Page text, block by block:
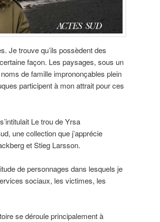
Je trouve qu’ils possèdent des
façon. Les paysages, sous un
de famille imprononçables plein
participent à mon attrait pour ces
Le trou de Yrsa
une collection que j’apprécie
et Stieg Larsson.
de personnages dans lesquels je
sociaux, les victimes, les
se déroule principalement à